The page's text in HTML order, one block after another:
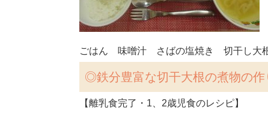
ごはん 味噌汁 さばの塩焼き 切干し大
◎鉄分豊富な切干大根の煮物の作
【離乳食完了・1、2歳児食のレシピ】